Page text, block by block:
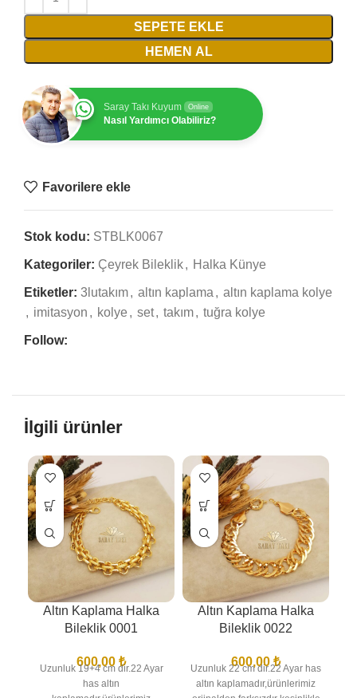
SEPETE EKLE
HEMEN AL
Saray Takı Kuyum Online
Nasıl Yardımcı Olabiliriz?
Favorilere ekle
Stok kodu: STBLK0067
Kategoriler: Çeyrek Bileklik, Halka Künye
Etiketler: 3lutakım, altın kaplama , altın kaplama kolye
, imitasyon , kolye , set, takım, tuğra kolye
Follow:
İlgili ürünler
Altın Kaplama Halka
Bileklik 0001
600,00 ₺
Uzunluk 19+4 cm dir.22 Ayar
has altın
Altın Kaplama Halka
Bileklik 0022
600,00₺
Uzunluk 22 cm dir.22 Ayar has
altın kaplamadır,ürünlerimiz